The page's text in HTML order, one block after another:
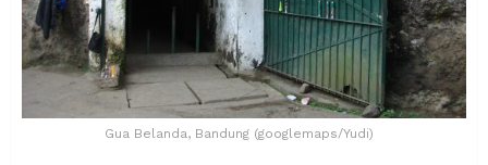
Gua Belanda, Bandung (googlemaps/Yudi)